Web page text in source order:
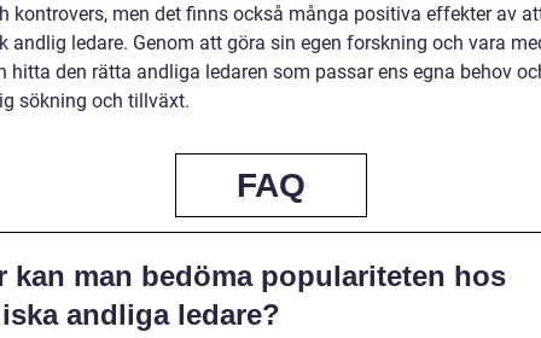
kontrovers, men det finns också många positiva effekter av
andlig ledare. Genom att göra sin egen forskning och vara
hitta den rätta andliga ledaren som passar ens egna behov
sökning och tillväxt.
FAQ
kan man bedöma populariteten hos
andliga ledare?